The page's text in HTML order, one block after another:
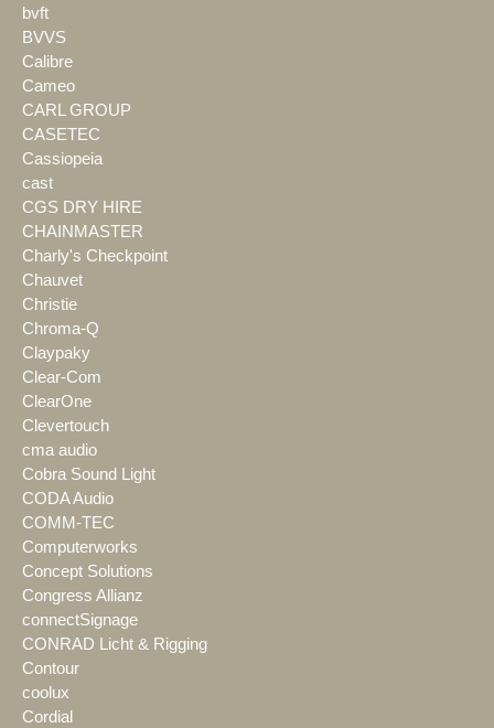
bvft
BVVS
Calibre
Cameo
CARL GROUP
CASETEC
Cassiopeia
cast
CGS DRY HIRE
CHAINMASTER
Charly's Checkpoint
Chauvet
Christie
Chroma-Q
Claypaky
Clear-Com
ClearOne
Clevertouch
cma audio
Cobra Sound Light
CODA Audio
COMM-TEC
Computerworks
Concept Solutions
Congress Allianz
connectSignage
CONRAD Licht & Rigging
Contour
coolux
Cordial